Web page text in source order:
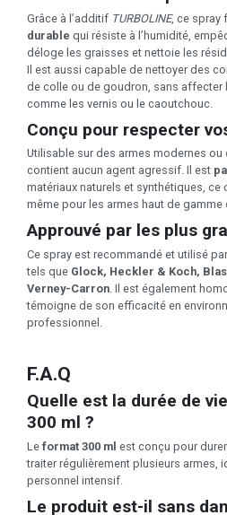
Grâce à l’additif TURBOLINE, ce spray
durable qui résiste à l’humidité,
déloge les graisses et nettoie les
Il est aussi capable de nettoyer des
de colle ou de goudron, sans affecter
comme les vernis ou le caoutchouc.
Conçu pour respecter
Utilisable sur des armes modernes ou
contient aucun agent agressif. Il est
matériaux naturels et synthétiques, ce
même pour les armes haut de
Approuvé par les plus
Ce spray est recommandé et utilisé
tels que Glock, Heckler & Koch,
Verney-Carron. Il est également
témoigne de son efficacité en
professionnel.
F.A.Q
Quelle est la durée de
300 ml ?
Le format 300 ml est conçu pour
traiter régulièrement plusieurs armes,
personnel intensif.
Le produit est-il sans